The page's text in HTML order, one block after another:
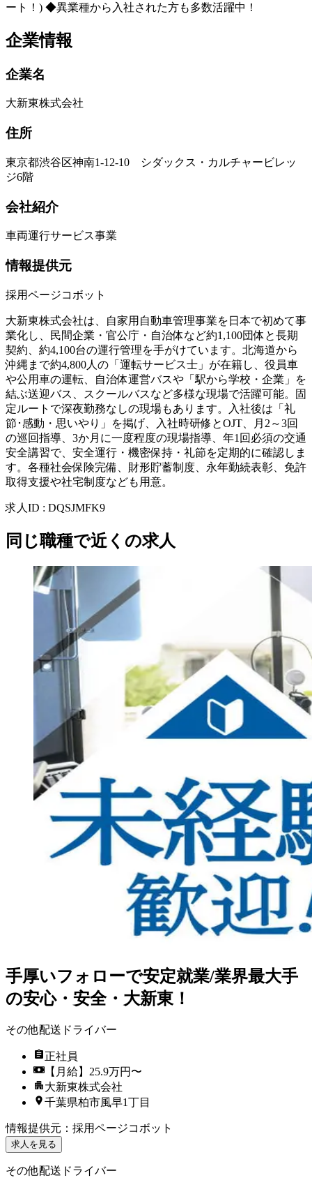
ート！) ◆異業種から入社された方も多数活躍中！
企業情報
企業名
大新東株式会社
住所
東京都渋谷区神南1-12-10 シダックス・カルチャービレッ
ジ6階
会社紹介
車両運行サービス事業
情報提供元
採用ページコボット
大新東株式会社は、自家用自動車管理事業を日本で初めて事
業化し、民間企業・官公庁・自治体など約1,100団体と長期
契約、約4,100台の運行管理を手がけています。北海道から
沖縄まで約4,800人の「運転サービス士」が在籍し、役員車
や公用車の運転、自治体運営バスや「駅から学校・企業」を
結ぶ送迎バス、スクールバスなど多様な現場で活躍可能。固
定ルートで深夜勤務なしの現場もあります。入社後は「礼
節･感動・思いやり」を掲げ、入社時研修とOJT、月2～3回
の巡回指導、3か月に一度程度の現場指導、年1回必須の交通
安全講習で、安全運行・機密保持・礼節を定期的に確認しま
す。各種社会保険完備、財形貯蓄制度、永年勤続表彰、免許
取得支援や社宅制度なども用意。
求人ID : DQSJMFK9
同じ職種で近くの求人
手厚いフォローで安定就業/業界最大手
の安心・安全・大新東！
その他配送ドライバー
正社員
【月給】25.9万円〜
大新東株式会社
千葉県柏市風早1丁目
情報提供元 ： 採用ページコボット
求人を見る
その他配送ドライバー